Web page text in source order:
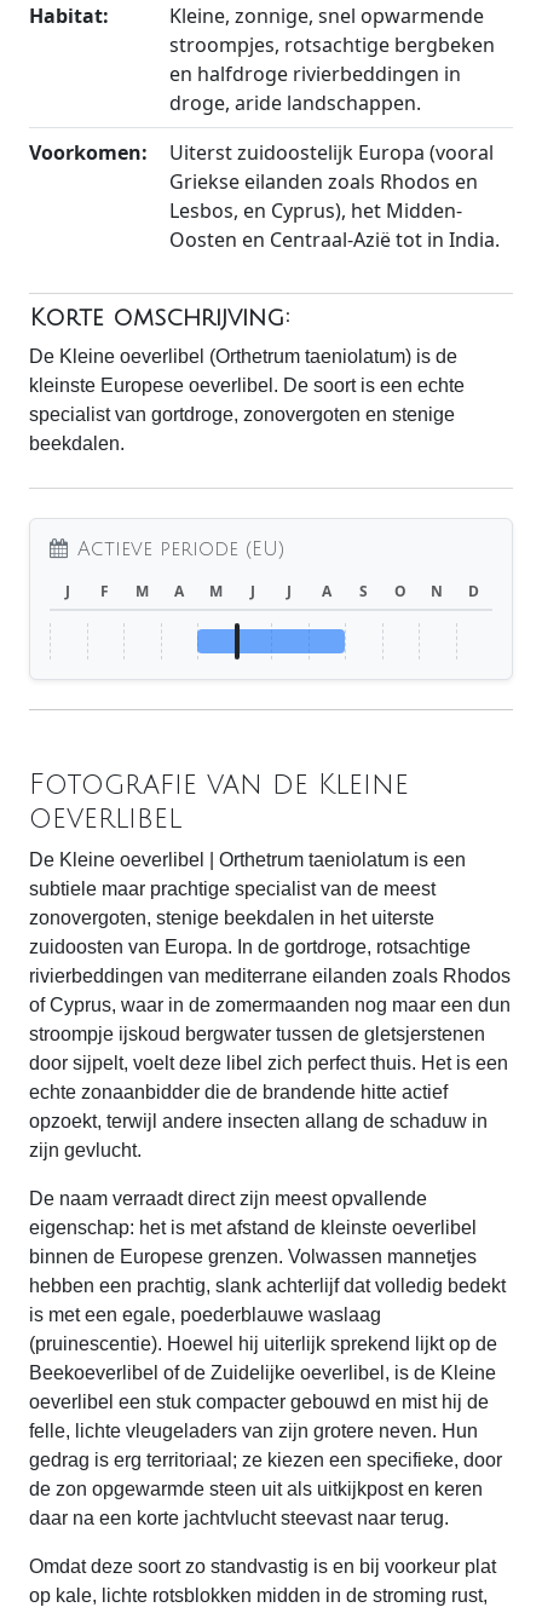
Habitat:
Kleine, zonnige, snel opwarmende
stroompjes, rotsachtige bergbeken
en halfdroge rivierbeddingen in
droge, aride landschappen.
Voorkomen:
Uiterst zuidoostelijk Europa (vooral
Griekse eilanden zoals Rhodos en
Lesbos, en Cyprus), het Midden-
Oosten en Centraal-Azië tot in India.
Korte omschrijving:
De Kleine oeverlibel (Orthetrum taeniolatum) is de
kleinste Europese oeverlibel. De soort is een echte
specialist van gortdroge, zonovergoten en stenige
beekdalen.
Actieve periode (EU)
J F M A M J J A S O N D
Fotografie van de Kleine
oeverlibel
De Kleine oeverlibel | Orthetrum taeniolatum is een
subtiele maar prachtige specialist van de meest
zonovergoten, stenige beekdalen in het uiterste
zuidoosten van Europa. In de gortdroge, rotsachtige
rivierbeddingen van mediterrane eilanden zoals Rhodos
of Cyprus, waar in de zomermaanden nog maar een dun
stroompje ijskoud bergwater tussen de gletsjerstenen
door sijpelt, voelt deze libel zich perfect thuis. Het is een
echte zonaanbidder die de brandende hitte actief
opzoekt, terwijl andere insecten allang de schaduw in
zijn gevlucht.
De naam verraadt direct zijn meest opvallende
eigenschap: het is met afstand de kleinste oeverlibel
binnen de Europese grenzen. Volwassen mannetjes
hebben een prachtig, slank achterlijf dat volledig bedekt
is met een egale, poederblauwe waslaag
(pruinescentie). Hoewel hij uiterlijk sprekend lijkt op de
Beekoeverlibel of de Zuidelijke oeverlibel, is de Kleine
oeverlibel een stuk compacter gebouwd en mist hij de
felle, lichte vleugeladers van zijn grotere neven. Hun
gedrag is erg territoriaal; ze kiezen een specifieke, door
de zon opgewarmde steen uit als uitkijkpost en keren
daar na een korte jachtvlucht steevast naar terug.
Omdat deze soort zo standvastig is en bij voorkeur plat
op kale, lichte rotsblokken midden in de stroming rust,